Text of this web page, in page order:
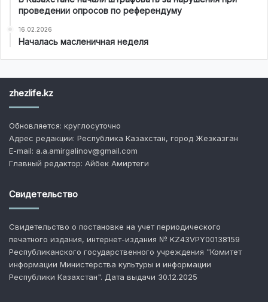
проведении опросов по референдуму
16.02.2026
Началась масленичная неделя
zhezlife.kz
Обновляется: круглосуточно
Адрес редакции: Республика Казахстан, город Жезказган
E-mail: a.a.amirgalinov@gmail.com
Главный редактор: Айбек Амиртеги
Свидетельство
Свидетельство о постановке на учет периодического
печатного издания, интернет-издания № KZ43VPY00138159
Республиканского государственного учреждения "Комитет
информации Министерства культуры и информации
Республики Казахстан". Дата выдачи 30.12.2025